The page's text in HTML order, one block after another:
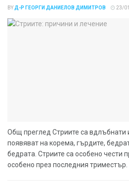
BY Д-Р ГЕОРГИ ДАНИЕЛОВ ДИМИТРОВ 23/
Общ преглед Стриите са вдлъбнати
появяват на корема, гърдите,
бедрата. Стриите са особено чести
особено през последния триместър.